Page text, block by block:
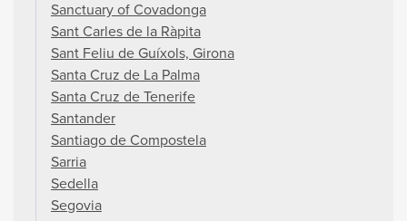
Sanctuary of Covadonga
Sant Carles de la Ràpita
Sant Feliu de Guíxols, Girona
Santa Cruz de La Palma
Santa Cruz de Tenerife
Santander
Santiago de Compostela
Sarria
Sedella
Segovia